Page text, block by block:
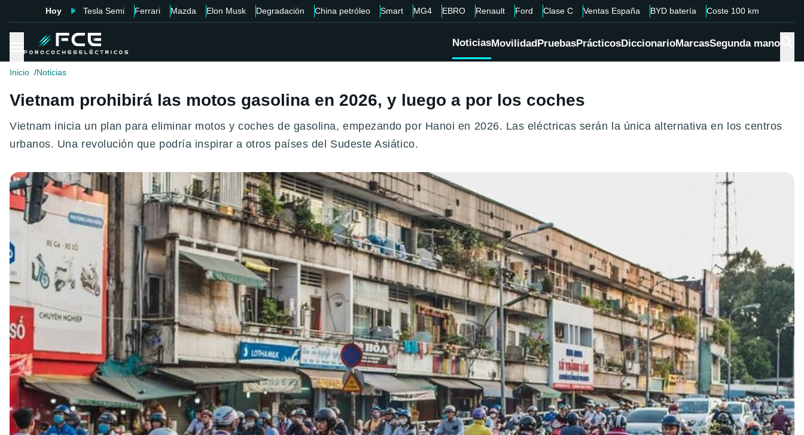
Hoy Tesla Semi Ferrari Mazda Elon Musk Degradación China petróleo Smart MG4 EBRO Renault Ford Clase C Ventas España BYD batería Coste 100 km
NoticiasMovilidadPruebasPrácticosDiccionarioMarcasSegunda mano
Inicio Noticias
Vietnam prohibirá las motos gasolina en 2026, y luego a por los coches
Vietnam inicia un plan para eliminar motos y coches de gasolina, empezando por Hanoi en 2026. Las eléctricas serán la única alternativa en los centros
urbanos. Una revolución que podría inspirar a otros países del Sudeste Asiático.